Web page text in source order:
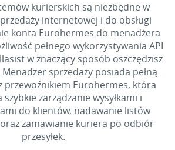
kurierskich są niezbędne w
internetowej i do obsługi
konta Eurohermes do menadżera
pełnego wykorzystywania API
w znaczący sposób oszczędzisz
sprzedaży posiada pełną
przewoźnikiem Eurohermes, która
szybkie zarządzanie wysyłkami i
do klientów, nadawanie listów
zamawianie kuriera po odbiór
przesyłek.